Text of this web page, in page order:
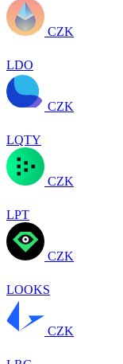
CZK
LDO
CZK
LQTY
CZK
LPT
CZK
LOOKS
CZK